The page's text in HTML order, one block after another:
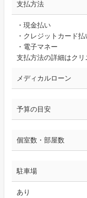
支払方法
・現金払い
・クレジットカード払
・電子マネー
支払方法の詳細はクリ
メディカルローン
予算の目安
個室数・部屋数
駐車場
あり